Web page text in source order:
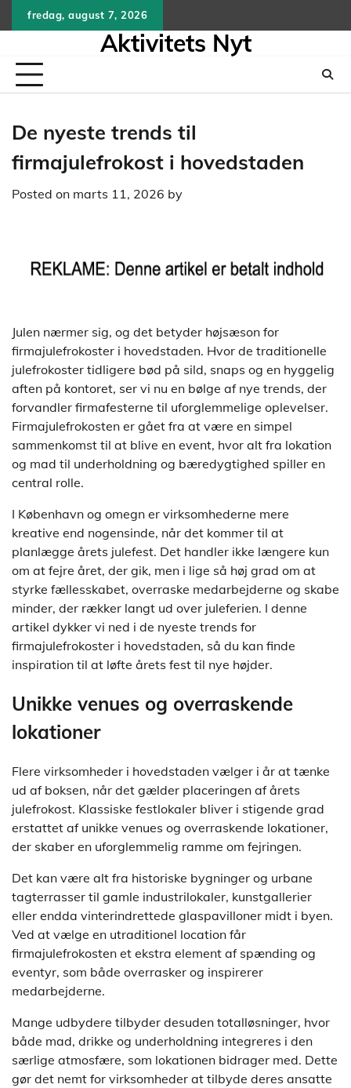
to
fredag, august 7, 2026
Aktivitets Nyt
De nyeste trends til
firmajulefrokost i hovedstaden
Posted on marts 11, 2026 by
Julen nærmer sig, og det betyder højsæson for
firmajulefrokoster i hovedstaden. Hvor de traditionelle
julefrokoster tidligere bød på sild, snaps og en hyggelig
aften på kontoret, ser vi nu en bølge af nye trends, der
forvandler firmafesterne til uforglemmelige oplevelser.
Firmajulefrokosten er gået fra at være en simpel
sammenkomst til at blive en event, hvor alt fra lokation
og mad til underholdning og bæredygtighed spiller en
central rolle.
I København og omegn er virksomhederne mere
kreative end nogensinde, når det kommer til at
planlægge årets julefest. Det handler ikke længere kun
om at fejre året, der gik, men i lige så høj grad om at
styrke fællesskabet, overraske medarbejderne og skabe
minder, der rækker langt ud over juleferien. I denne
artikel dykker vi ned i de nyeste trends for
firmajulefrokoster i hovedstaden, så du kan finde
inspiration til at løfte årets fest til nye højder.
Unikke venues og overraskende
lokationer
Flere virksomheder i hovedstaden vælger i år at tænke
ud af boksen, når det gælder placeringen af årets
julefrokost. Klassiske festlokaler bliver i stigende grad
erstattet af unikke venues og overraskende lokationer,
der skaber en uforglemmelig ramme om fejringen.
Det kan være alt fra historiske bygninger og urbane
tagterrasser til gamle industrilokaler, kunstgallerier
eller endda vinterindrettede glaspavilloner midt i byen.
Ved at vælge en utraditionel location får
firmajulefrokosten et ekstra element af spænding og
eventyr, som både overrasker og inspirerer
medarbejderne.
Mange udbydere tilbyder desuden totalløsninger, hvor
både mad, drikke og underholdning integreres i den
særlige atmosfære, som lokationen bidrager med. Dette
gør det nemt for virksomheder at tilbyde deres ansatte